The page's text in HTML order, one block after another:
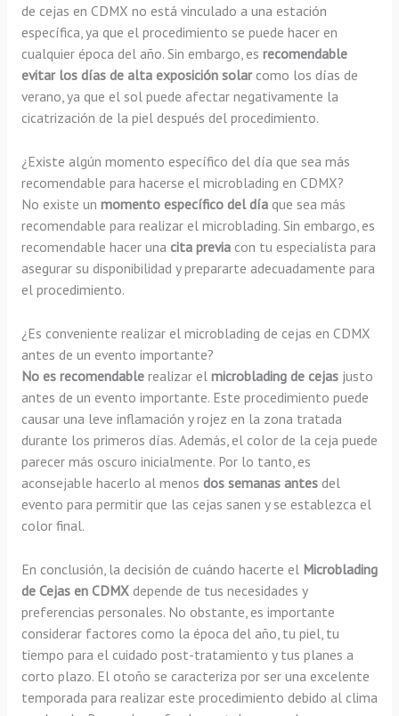
de cejas en CDMX no está vinculado a una estación
específica, ya que el procedimiento se puede hacer en
cualquier época del año. Sin embargo, es recomendable
evitar los días de alta exposición solarcomo los días de
verano, ya que el sol puede afectar negativamente la
cicatrización de la piel después del procedimiento.
¿Existe algún momento específico del día que sea más
recomendable para hacerse el microblading en CDMX?
No existe un momento específico del díaque sea más
recomendable para realizar el microblading. Sin embargo, es
recomendable hacer una cita previacon tu especialista para
asegurar su disponibilidad y prepararte adecuadamente para
el procedimiento.
¿Es conveniente realizar el microblading de cejas en CDMX
antes de un evento importante?
No es recomendablerealizar el microblading de cejasjusto
antes de un evento importante. Este procedimiento puede
causar una leve inflamación y rojez en la zona tratada
durante los primeros días. Además, el color de la ceja puede
parecer más oscuro inicialmente. Por lo tanto, es
aconsejable hacerlo al menos dos semanas antesdel
evento para permitir que las cejas sanen y se establezca el
color final.
En conclusión, la decisión de cuándo hacerte el Microblading
de Cejas en CDMXdepende de tus necesidades y
preferencias personales. No obstante, es importante
considerar factores como la época del año, tu piel, tu
tiempo para el cuidado post-tratamiento y tus planes a
corto plazo. El otoño se caracteriza por ser una excelente
temporada para realizar este procedimiento debido al clima